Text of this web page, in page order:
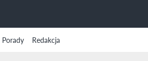
Porady Redakcja